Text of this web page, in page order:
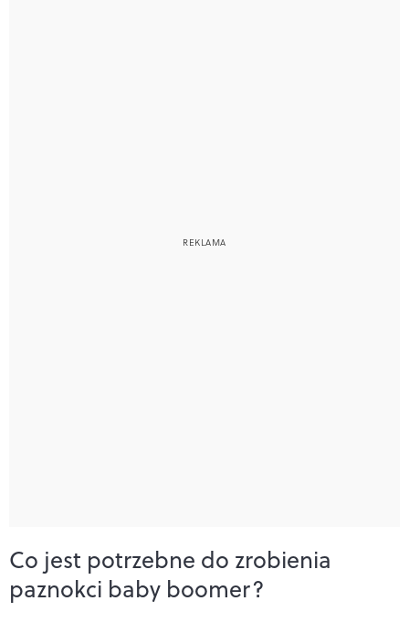
Co jest potrzebne do zrobienia
paznokci baby boomer?